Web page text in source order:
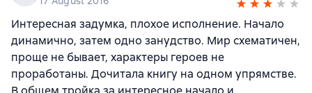
Интересная задумка, плохое исполнение. Начало
динамично, затем одно занудство. Мир схематичен,
проще не бывает, характеры героев не
проработаны. Дочитала книгу на одном упрямстве.